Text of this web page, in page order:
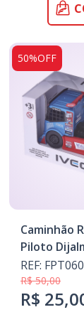
50%OFF
Caminhão
Piloto
REF:
R$ 50,00
R$